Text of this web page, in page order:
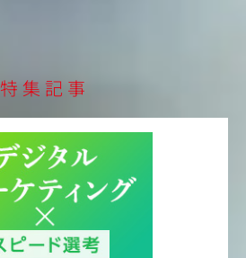
特集記事